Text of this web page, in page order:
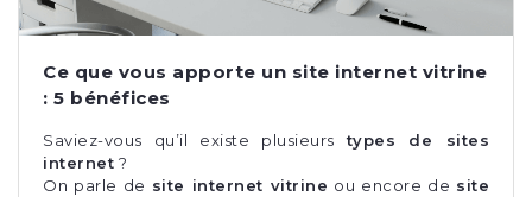
Ce que vous apporte un site internet vitrine
: 5 bénéfices
Saviez-vous qu’il existe plusieurstypes de sites
internet ?
On parle de site internet vitrine ou encore de site